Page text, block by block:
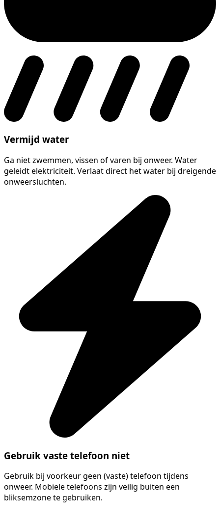
Vermijd water
Ga niet zwemmen, vissen of varen bij onweer. Water
geleidt elektriciteit. Verlaat direct het water bij dreigende
onweersluchten.
Gebruik vaste telefoon niet
Gebruik bij voorkeur geen (vaste) telefoon tijdens
onweer. Mobiele telefoons zijn veilig buiten een
bliksemzone te gebruiken.